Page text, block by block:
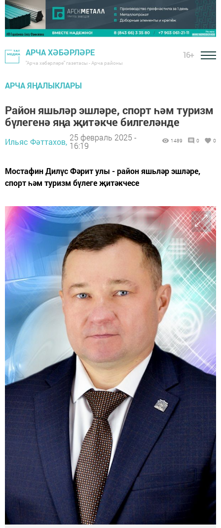
АРЧА ХӘБӘРЛӘРЕ
"Арча хәбәрләре" газетасы - Арча районы
16+
АРЧА ЯҢАЛЫКЛАРЫ
Район яшьләр эшләре, спорт һәм туризм
бүлегенә яңа җитәкче билгеләнде
Ильяс Фәттахов, 25 февраль 2025 -
16:19
1489 0 0
Мостафин Дилүс Фәрит улы - район яшьләр эшләре,
спорт һәм туризм бүлеге җитәкчесе